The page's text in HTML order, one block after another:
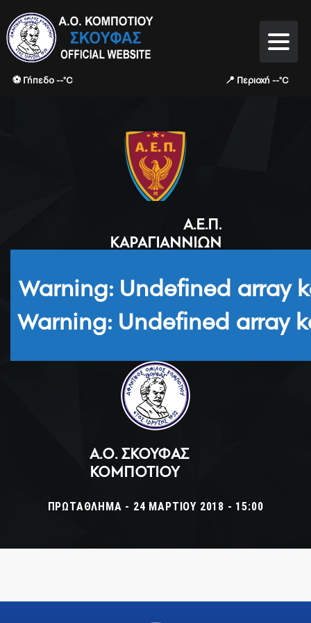
⚽ Γήπεδο --°C 📍 Περιοχή --°C
Α.Ε.Π.
ΚΑΡΑΓΙΑΝΝΊΩΝ
Warning: Undefined array
Warning: Undefined array
Α.Ο. ΣΚΟΥΦΆΣ
ΚΟΜΠΟΤΊΟΥ
ΠΡΩΤΆΘΛΗΜΑ - 24 ΜΑΡΤΊΟΥ 2018 - 15:00